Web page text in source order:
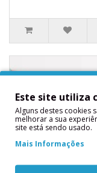
Este site utiliza
Alguns destes cookies
melhorar a sua
site está sendo usado.
Mais Informações